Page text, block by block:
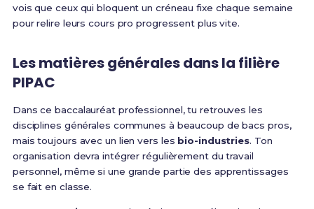
vois que ceux qui bloquent un créneau fixe chaque semaine
pour relire leurs cours pro progressent plus vite.
Les matières générales dans la filière
PIPAC
Dans ce baccalauréat professionnel, tu retrouves les
disciplines générales communes à beaucoup de bacs pros,
mais toujours avec un lien vers les bio-industries. Ton
organisation devra intégrer régulièrement du travail
personnel, même si une grande partie des apprentissages
se fait en classe.